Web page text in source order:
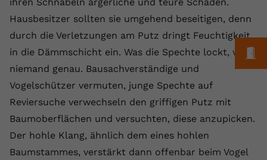
Hausbesitzer sollten sie umgehend beseitigen, denn
durch die Verletzungen am Putz dringt Feuchtigkeit
in die Dämmschicht ein. Was die Spechte lockt, weiß
niemand genau. Bausachverständige und
Vogelschützer vermuten, junge Spechte auf
Reviersuche verwechseln den griffigen Putz mit
Baumoberflächen und versuchten, diese anzupicken.
Der hohle Klang, ähnlich dem eines hohlen
Baumstammes, verstärkt dann offenbar beim Vogel
Laufzeit 1 Jahr
Zweck
Einstellungen. Unter anderem eine
zufällig generierte ID, für die
historische Speicherung Ihrer
vorgenommen Einstellungen, falls der
Webseiten-Betreiber dies eingestellt
hat.
wiederzuerkennen und statistische
Informationen zur Nutzung der
Website zu erfassen.
Name _gcl au
Anbieter
Laufzeit 90 Tage
Zweck
Wird von Google Ads für das
Conversion-Tracking verwendet, um
Werbeklicks der Nutzung auf unserer
Website zuzuordnen.
Cookie-Informationen anzeigen
Externe Inhalte
Wir verwenden auf unserer Website externe Inhalte,
um Ihnen zusätzliche Informationen anzubieten.
Name vuid
Anbieter vimeo.com
Laufzeit 2 Jahre
Cookie-Informationen anzeigen